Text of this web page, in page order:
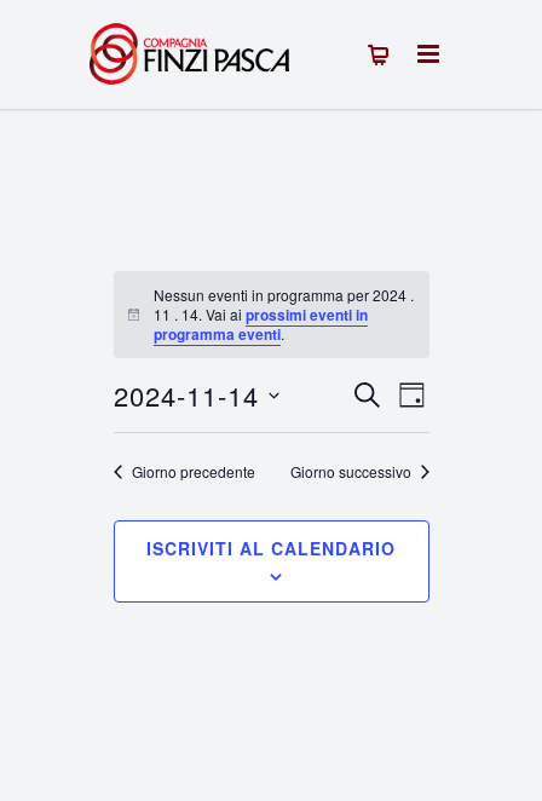
Notice
Nessun eventi in programma per 2024 .
11 . 14. Vai ai prossimi eventi in
programma eventi.
Eventi
Ricerca
e
viste
Navigazione
CERCAEvento
Viste
GIORNO
2024-11-14
data.
Giorno precedente Giorno successivo
ISCRIVITI AL CALENDARIO